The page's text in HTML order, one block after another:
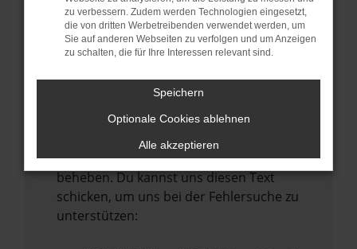
Veraltete Software birgt nicht nur ein
Sicherheitsrisiko, sondern kann auch dazu
führen, dass bestimmte Funktionen nicht
mehr unterstützt werden.
Wende dich an den Webseitenbetreiber.
Wenn du alle oben genannten Schritte
versucht hast, kontaktiere uns bitte. Wir
werden versuchen, das Problem zu
beheben. Du kannst uns diesen Text
schicken, um uns bei der Fehlersuche zu
unterstützen:
zu verbessern. Zudem werden Technologien eingesetzt,
die von dritten Werbetreibenden verwendet werden, um
Sie auf anderen Webseiten zu verfolgen und um Anzeigen
zu schalten, die für Ihre Interessen relevant sind.
Speichern
Optionale Cookies ablehnen
Alle akzeptieren